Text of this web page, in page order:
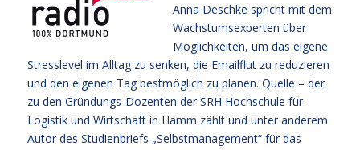
Anna Deschke spricht mit dem
Wachstumsexperten über
Möglichkeiten, um das eigene
Stresslevel im Alltag zu senken, die Emailflut zu reduzieren
und den eigenen Tag bestmöglich zu planen. Quelle – der
zu den Gründungs-Dozenten der SRH Hochschule für
Logistik und Wirtschaft in Hamm zählt und unter anderem
Autor des Studienbriefs „Selbstmanagement“ für das